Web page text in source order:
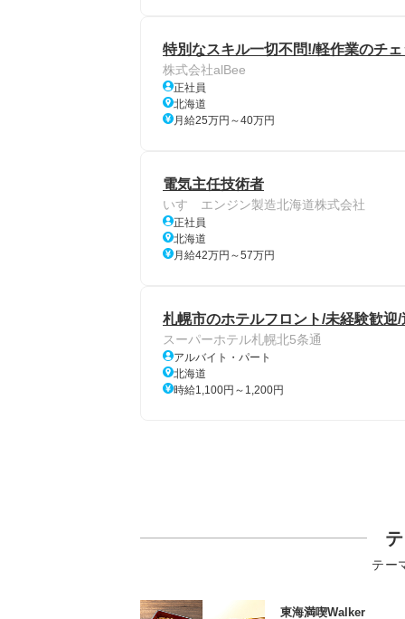
特別なスキル一切不問!/軽作業のチ
株式会社alBee
正社員
北海道
月給25万円～40万円
電気主任技術者
いすゞエンジン製造北海道株式会社
正社員
北海道
月給42万円～57万円
札幌市のホテルフロント/未経験歓迎
スーパーホテル札幌北5条通
アルバイト・パート
北海道
時給1,100円～1,200円
テー
東海満喫Walker